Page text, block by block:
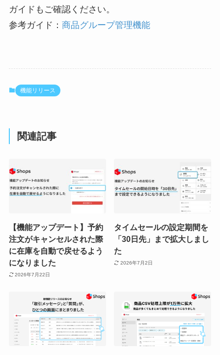
ガイドもご確認ください。
参考ガイド： 商品グループ管理機能
機能リリース
関連記事
【機能アップデート】予約
注文がキャンセルされた際
に在庫を自動で戻せるよう
になりました
2026年7月22日
タイムセールの設定期間を
「30日先」まで拡大しまし
た
2026年7月2日